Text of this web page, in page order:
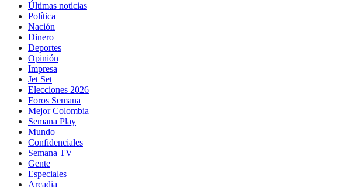
Últimas noticias
Política
Nación
Dinero
Deportes
Opinión
Impresa
Jet Set
Elecciones 2026
Foros Semana
Mejor Colombia
Semana Play
Mundo
Confidenciales
Semana TV
Gente
Especiales
Arcadia